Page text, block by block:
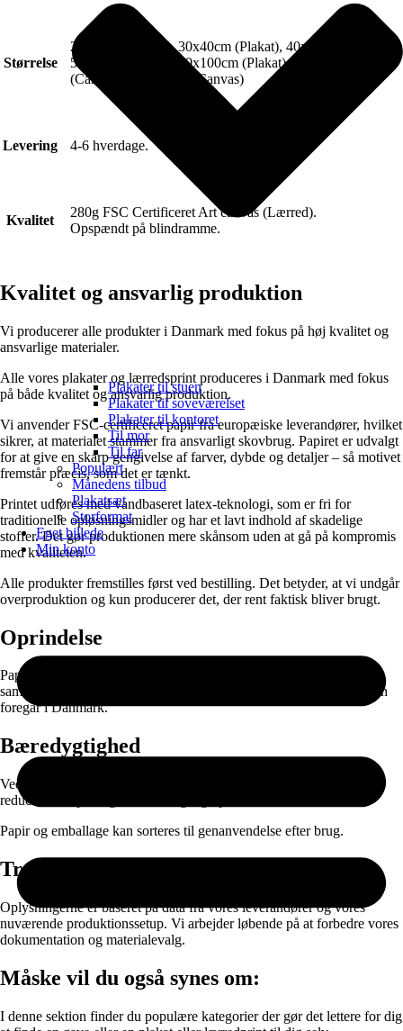
Plakater til stuen
Plakater til soveværelset
Plakater til kontoret
Til mor
Til far
Populært
Månedens tilbud
Plakatsæt
Storformat
Eget billede
Min konto
Størrelse
21x30cm (Plakat), 30x40cm (Plakat), 40x50cm (Plakat),
50x70cm (Plakat), 70x100cm (Plakat), 50x70cm
(Canvas), 70x100cm (Canvas)
Levering 4-6 hverdage.
Kvalitet
280g FSC Certificeret Art canvas (Lærred).
Opspændt på blindramme.
Kvalitet og ansvarlig produktion
Vi producerer alle produkter i Danmark med fokus på høj kvalitet og
ansvarlige materialer.
Alle vores plakater og lærredsprint produceres i Danmark med fokus
på både kvalitet og ansvarlig produktion.
Vi anvender FSC-certificeret papir fra europæiske leverandører, hvilket
sikrer, at materialet stammer fra ansvarligt skovbrug. Papiret er udvalgt
for at give en skarp gengivelse af farver, dybde og detaljer – så motivet
fremstår præcis, som det er tænkt.
Printet udføres med vandbaseret latex-teknologi, som er fri for
traditionelle opløsningsmidler og har et lavt indhold af skadelige
stoffer. Det gør produktionen mere skånsom uden at gå på kompromis
med kvaliteten.
Alle produkter fremstilles først ved bestilling. Det betyder, at vi undgår
overproduktion og kun producerer det, der rent faktisk bliver brugt.
Oprindelse
Papiret produceres i EU og leveres gennem nøje udvalgte
samarbejdspartnere. Selve printet, færdigproduktionen og pakningen
foregår i Danmark.
Bæredygtighed
Ved at kombinere ansvarlige materialer med on-demand produktion
reducerer vi spild og unødvendig lagerproduktion.
Papir og emballage kan sorteres til genanvendelse efter brug.
Transparens
Oplysningerne er baseret på data fra vores leverandører og vores
nuværende produktionssetup. Vi arbejder løbende på at forbedre vores
dokumentation og materialevalg.
Måske vil du også synes om:
I denne sektion finder du populære kategorier der gør det lettere for dig